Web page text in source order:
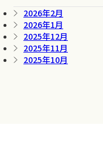
2026年2月
2026年1月
2025年12月
2025年11月
2025年10月